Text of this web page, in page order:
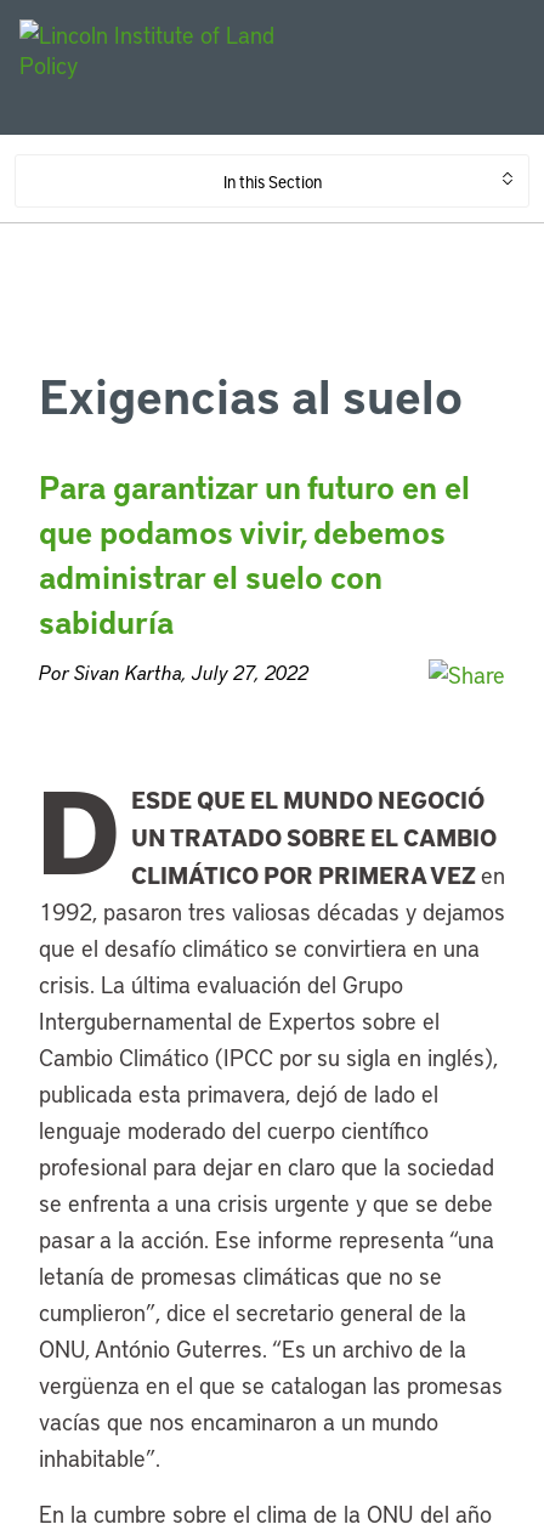
In this Section
Exigencias al suelo
Para garantizar un futuro en el
que podamos vivir, debemos
administrar el suelo con
sabiduría
Por Sivan Kartha, July 27, 2022
D ESDE QUE EL MUNDO NEGOCIÓ
UN TRATADO SOBRE EL CAMBIO
CLIMÁTICO POR PRIMERA VEZen
1992, pasaron tres valiosas décadas y dejamos
que el desafío climático se convirtiera en una
crisis. La última evaluación del Grupo
Intergubernamental de Expertos sobre el
Cambio Climático (IPCC por su sigla en inglés),
publicada esta primavera, dejó de lado el
lenguaje moderado del cuerpo científico
profesional para dejar en claro que la sociedad
se enfrenta a una crisis urgente y que se debe
pasar a la acción. Ese informe representa “una
letanía de promesas climáticas que no se
cumplieron”, dice el secretario general de la
ONU, António Guterres. “Es un archivo de la
vergüenza en el que se catalogan las promesas
vacías que nos encaminaron a un mundo
inhabitable”.
En la cumbre sobre el clima de la ONU del año